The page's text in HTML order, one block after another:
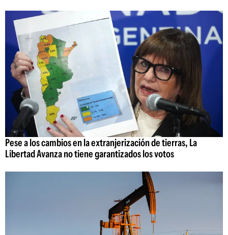
Pese a los cambios en la extranjerización de tierras, La
Libertad Avanza no tiene garantizados los votos